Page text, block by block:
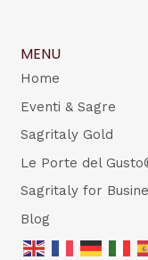
MENU
Home
Eventi & Sagre
Sagritaly Gold
Le Porte del
Sagritaly for
Blog